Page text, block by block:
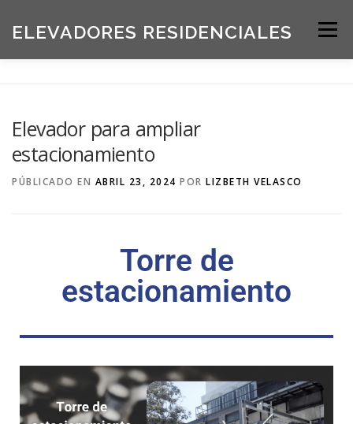
ELEVADORES RESIDENCIALES Menú
SOLICITE UNA COTIZACIÓN
Elevador para ampliar
estacionamiento
PÚBLICADO EN ABRIL 23, 2024 POR LIZBETH VELASCO
Torre de
estacionamiento